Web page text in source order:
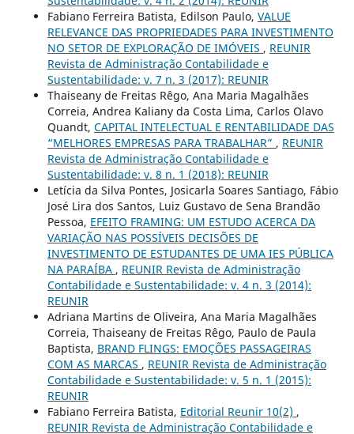
Fabiano Ferreira Batista, Edilson Paulo, VALUE
RELEVANCE DAS PROPRIEDADES PARA INVESTIMENTO
NO SETOR DE EXPLORAÇÃO DE IMÓVEIS , REUNIR
Revista de Administração Contabilidade e
Sustentabilidade: v. 7 n. 3 (2017): REUNIR
Thaiseany de Freitas Rêgo, Ana Maria Magalhães
Correia, Andrea Kaliany da Costa Lima, Carlos Olavo
Quandt, CAPITAL INTELECTUAL E RENTABILIDADE DAS
“MELHORES EMPRESAS PARA TRABALHAR” , REUNIR
Revista de Administração Contabilidade e
Sustentabilidade: v. 8 n. 1 (2018): REUNIR
Letícia da Silva Pontes, Josicarla Soares Santiago, Fábio
José Lira dos Santos, Luiz Gustavo de Sena Brandão
Pessoa, EFEITO FRAMING: UM ESTUDO ACERCA DA
VARIAÇÃO NAS POSSÍVEIS DECISÕES DE
INVESTIMENTO DE ESTUDANTES DE UMA IES PÚBLICA
NA PARAÍBA , REUNIR Revista de Administração
Contabilidade e Sustentabilidade: v. 4 n. 3 (2014):
REUNIR
Adriana Martins de Oliveira, Ana Maria Magalhães
Correia, Thaiseany de Freitas Rêgo, Paulo de Paula
Baptista, BRAND FLINGS: EMOÇÕES PASSAGEIRAS
COM AS MARCAS , REUNIR Revista de Administração
Contabilidade e Sustentabilidade: v. 5 n. 1 (2015):
REUNIR
Fabiano Ferreira Batista, Editorial Reunir 10(2) ,
REUNIR Revista de Administração Contabilidade e